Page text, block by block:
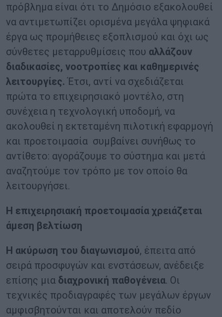
πρόβλημα είναι ότι το Δημόσιο εξακολουθεί
να αντιμετωπίζει ορισμένα μεγάλα ψηφιακά
έργα ως προμήθειες εξοπλισμού και όχι ως
σύνθετες μεταρρυθμίσεις που αλλάζουν
διαδικασίες, νοοτροπίες και καθημερινές
λειτουργίες. Έτσι, αντί να σχεδιάζεται
πρώτα το επιχειρησιακό μοντέλο, στη
συνέχεια η τεχνολογική υποδομή, να
ακολουθεί η εκτεταμένη πιλοτική εφαρμογή
και προετοιμασία συμβαίνει συνήθως το
αντίθετο: αγοράζουμε το σύστημα και μετά
αναζητούμε τον τρόπο με τον οποίο θα
λειτουργήσει.
Η επιχειρησιακή προετοιμασία χρειάζεται
άμεση βελτίωση
Η ακύρωση του διαγωνισμού, έπειτα από
σειρά προσφυγών και ενστάσεων, ανέδειξε
επίσης μια διαχρονική παθογένεια. Οι
τεχνικές προδιαγραφές των μεγάλων έργων
αμφισβητούνται και αποτελούν πεδίο